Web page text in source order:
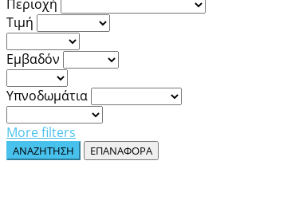
Περιοχή
Τιμή
Εμβαδόν
Υπνοδωμάτια
More filters
ΑΝΑΖΗΤΗΣΗ ΕΠΑΝΑΦΟΡΑ